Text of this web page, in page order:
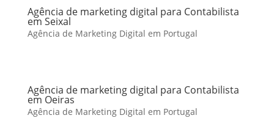
Agência de marketing digital para Contabilista
em Seixal
Agência de Marketing Digital em Portugal
Agência de marketing digital para Contabilista
em Oeiras
Agência de Marketing Digital em Portugal